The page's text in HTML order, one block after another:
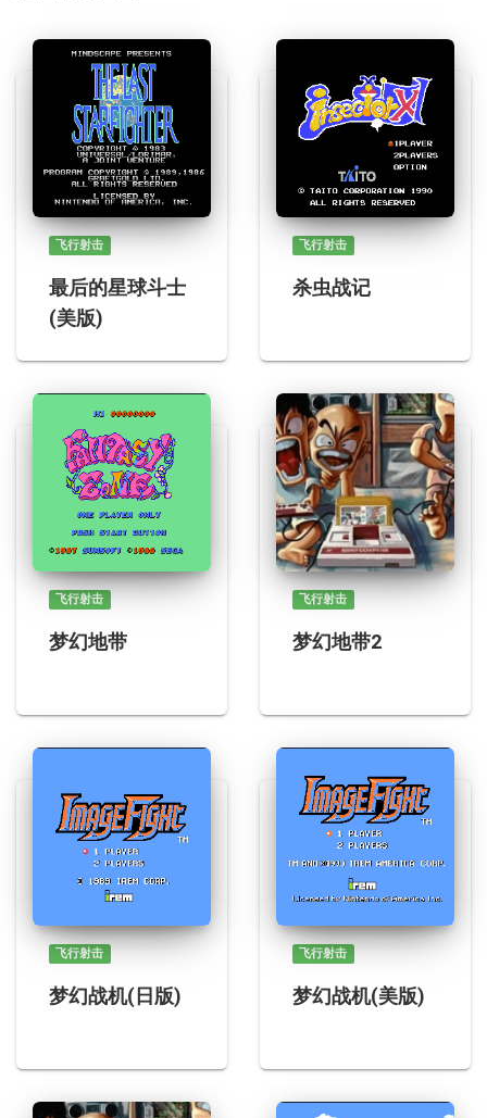
飞行射击
最后的星球斗士
(美版)
飞行射击
杀虫战记
飞行射击
梦幻地带
飞行射击
梦幻地带2
飞行射击
梦幻战机(日版)
飞行射击
梦幻战机(美版)